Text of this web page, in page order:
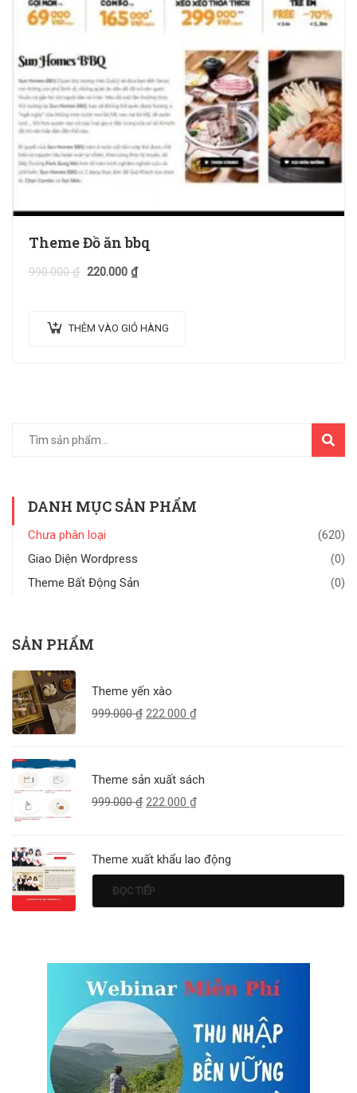
Theme Đồ ăn bbq
990.000₫ 220.000 ₫
THÊM VÀO GIỎ HÀNG
TÌM
KIẾM
DANH MỤC SẢN PHẨM
Chưa phân loại
(620)
Giao Diện Wordpress
(0)
Theme Bất Động Sản
(0)
SẢN PHẨM
Theme yến xào
999.000₫ 222.000 ₫
Theme sản xuất sách
999.000₫ 222.000 ₫
Theme xuất khẩu lao động
ĐỌC TIẾP